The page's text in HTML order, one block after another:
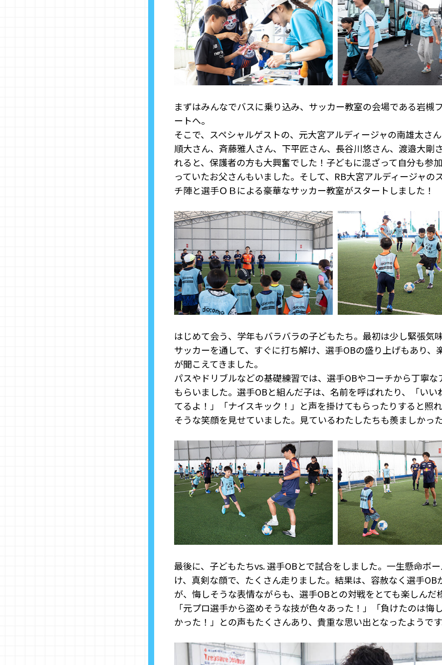
まずはみんなでバスに乗り込み、サッカー教室の会場である岩槻
ートへ。
そこで、スペシャルゲストの、元大宮アルディージャの南雄太さ
順大さん、斉藤雅人さん、下平匠さん、長谷川悠さん、渡邉大剛
れると、保護者の方も大興奮でした！子どもに混ざって自分も参
っていたお父さんもいました。そして、RB大宮アルディージャの
チ陣と選手ＯＢによる豪華なサッカー教室がスタートしました！
はじめて会う、学年もバラバラの子どもたち。最初は少し緊張気味
サッカーを通して、すぐに打ち解け、選手OBの盛り上げもあり、
が聞こえてきました。
パスやドリブルなどの基礎練習では、選手OBやコーチから丁寧な
もらいました。選手OBと組んだ子は、名前を呼ばれたり、「いい
てるよ！」「ナイスキック！」と声を掛けてもらったりすると照
そうな笑顔を見せていました。見ているわたしたちも羨ましかっ
最後に、子どもたちvs. 選手OBとで試合をしました。一生懸命ボ
け、真剣な顔で、たくさん走りました。結果は、容赦なく選手OB
が、悔しそうな表情ながらも、選手OBとの対戦をとても楽しんだ
「元プロ選手から盗めそうな技が色々あった！」「負けたのは悔
かった！」との声もたくさんあり、貴重な思い出となったようです